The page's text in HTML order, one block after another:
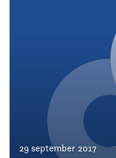
29 september 2017